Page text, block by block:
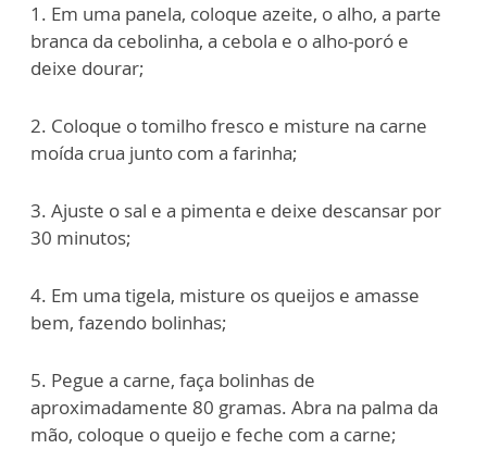
1. Em uma panela, coloque azeite, o alho, a parte
branca da cebolinha, a cebola e o alho-poró e
deixe dourar;
2. Coloque o tomilho fresco e misture na carne
moída crua junto com a farinha;
3. Ajuste o sal e a pimenta e deixe descansar por
30 minutos;
4. Em uma tigela, misture os queijos e amasse
bem, fazendo bolinhas;
5. Pegue a carne, faça bolinhas de
aproximadamente 80 gramas. Abra na palma da
mão, coloque o queijo e feche com a carne;